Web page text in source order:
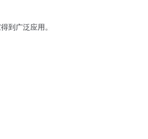
到广泛应用。